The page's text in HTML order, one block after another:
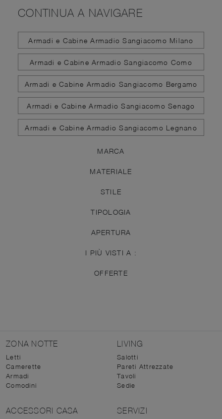
CONTINUA A NAVIGARE
Armadi e Cabine Armadio Sangiacomo Milano
Armadi e Cabine Armadio Sangiacomo Como
Armadi e Cabine Armadio Sangiacomo Bergamo
Armadi e Cabine Armadio Sangiacomo Senago
Armadi e Cabine Armadio Sangiacomo Legnano
MARCA
MATERIALE
STILE
TIPOLOGIA
APERTURA
I PIÙ VISTI A :
OFFERTE
ZONA NOTTE
Letti
Camerette
Armadi
Comodini
LIVING
Salotti
Pareti Attrezzate
Tavoli
Sedie
ACCESSORI CASA SERVIZI